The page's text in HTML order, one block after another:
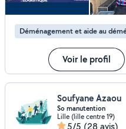
Déménagement et aide au
Voir le profil
Soufyane Azaou
So manutention
Lille (lille centre 19)
5/5 (28 avis)